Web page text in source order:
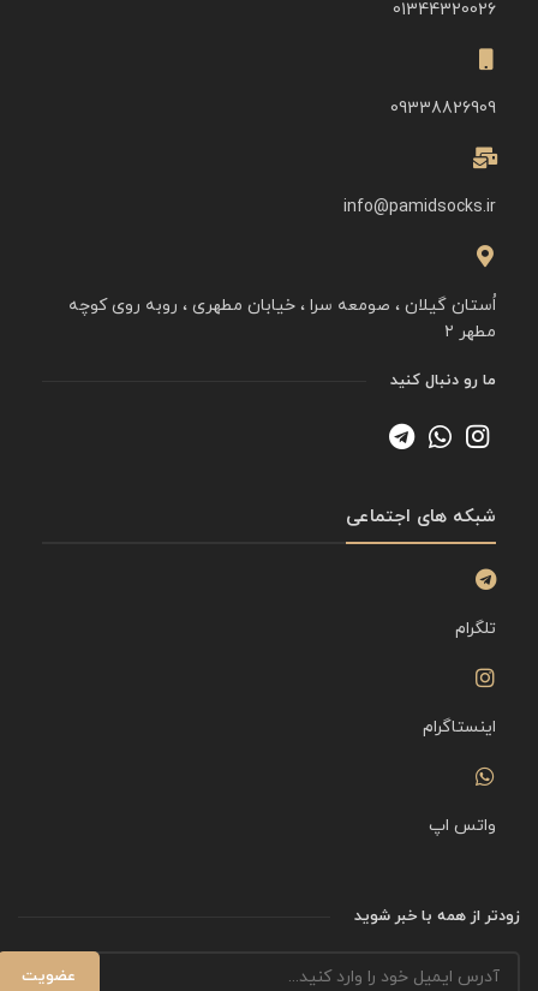
01344320026
09338826909
info@pamidsocks.ir
اُستان گیلان ، صومعه سرا ، خیابان مطهری ، روبه روی کوچه
مطهر ۲
ما رو دنبال کنید
شبکه های اجتماعی
تلگرام
اینستاگرام
واتس اپ
زودتر از همه با خبر شوید